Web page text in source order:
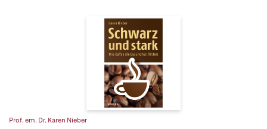
Prof. em. Dr. Karen Nieber